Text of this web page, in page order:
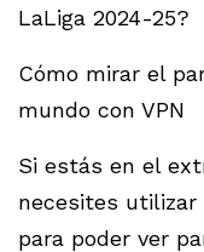
LaLiga 2024-25?
Cómo mirar el
mundo con VPN
Si estás en el
necesites utilizar
para poder ver